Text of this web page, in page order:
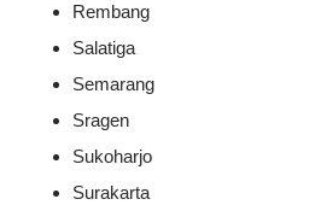
Rembang
Salatiga
Semarang
Sragen
Sukoharjo
Surakarta